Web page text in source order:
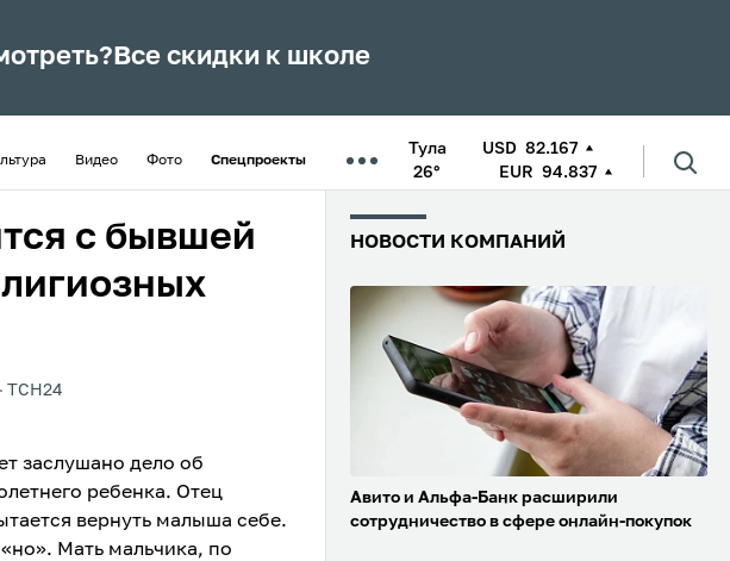
Все скидки к школе
Видео Фото Спецпроекты
Тула
26°
USD 82.167
EUR 94.837
с бывшей
ТСН24
заслушано дело об
ребенка. Отец
вернуть малыша себе.
Мать мальчика, по
НОВОСТИ КОМПАНИЙ
Авито и Альфа-Банк расширили
сотрудничество в сфере онлайн-покупок